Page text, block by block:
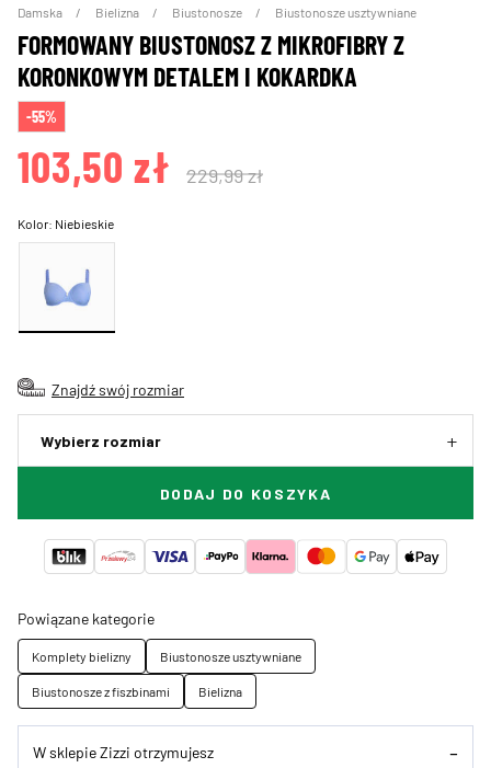
Damska Bielizna Biustonosze Biustonosze usztywniane
FORMOWANY BIUSTONOSZ Z MIKROFIBRY Z
KORONKOWYM DETALEM I KOKARDKA
-55%
103,50 zł 229,99 zł
Kolor: Niebieskie
Znajdź swój rozmiar
Wybierz rozmiar
DODAJ DO KOSZYKA
Powiązane kategorie
Komplety bielizny
Biustonosze usztywniane
Biustonosze z fiszbinami
Bielizna
W sklepie Zizzi otrzymujesz